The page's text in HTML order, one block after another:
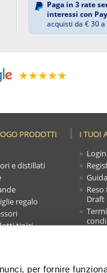
per fornire
Paga in 3 rate
interessi con
acquisti da € 30
PRODOTTI
e distillati
regalo
tipici
I TUOI
Login
Draft